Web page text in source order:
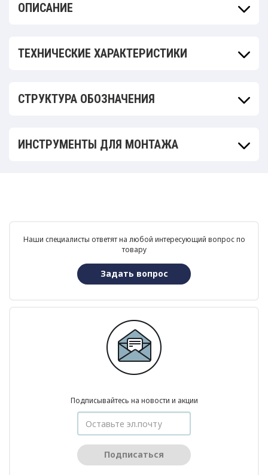
ОПИСАНИЕ
ТЕХНИЧЕСКИЕ ХАРАКТЕРИСТИКИ
СТРУКТУРА ОБОЗНАЧЕНИЯ
ИНСТРУМЕНТЫ ДЛЯ МОНТАЖА
Наши специалисты ответят на любой интересующий вопрос по
товару
Задать вопрос
Подписывайтесь на новости и акции
Подписаться